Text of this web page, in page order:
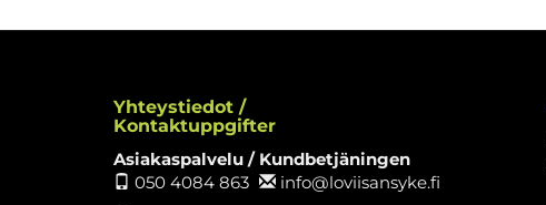
Yhteystiedot /
Kontaktuppgifter
Asiakaspalvelu / Kundbetjäningen
050 4084 863
info@loviisansyke.fi